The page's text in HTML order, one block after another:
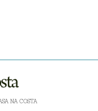
NA COSTA